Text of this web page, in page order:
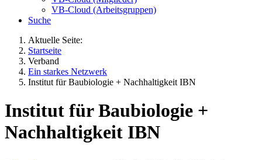
VB-Cloud (Arbeitsgruppen)
Suche
Aktuelle Seite:
Startseite
Verband
Ein starkes Netzwerk
Institut für Baubiologie + Nachhaltigkeit IBN
Institut für Baubiologie +
Nachhaltigkeit IBN